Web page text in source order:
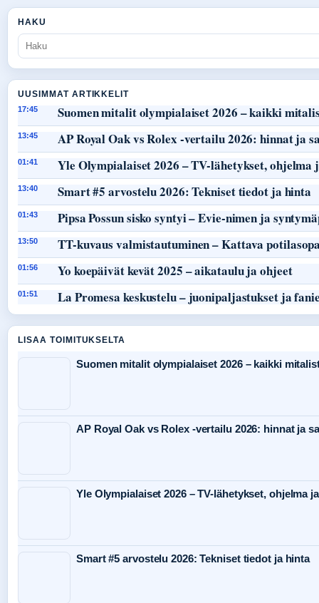
HAKU
UUSIMMAT ARTIKKELIT
17:45 Suomen mitalit olympialaiset 2026 – kaikki
13:45 AP Royal Oak vs Rolex -vertailu 2026: hinnat ja
01:41 Yle Olympialaiset 2026 – TV-lähetykset, ohjelma
13:40 Smart #5 arvostelu 2026: Tekniset tiedot ja hinta
01:43 Pipsa Possun sisko syntyi – Evie-nimen ja
13:50 TT-kuvaus valmistautuminen – Kattava
01:56 Yo koepäivät kevät 2025 – aikataulu ja ohjeet
01:51 La Promesa keskustelu – juonipaljastukset ja
LISAA TOIMITUKSELTA
Suomen mitalit olympialaiset 2026 – kaikki
AP Royal Oak vs Rolex -vertailu 2026: hinnat ja
Yle Olympialaiset 2026 – TV-lähetykset, ohjelma
Smart #5 arvostelu 2026: Tekniset tiedot ja hinta